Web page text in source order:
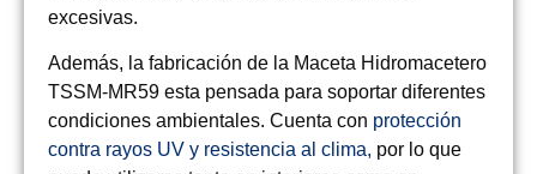
excesivas.
Además, la fabricación de la Maceta Hidromacetero
TSSM-MR59 esta pensada para soportar diferentes
condiciones ambientales. Cuenta con protección
contra rayos UV y resistencia al clima, por lo que